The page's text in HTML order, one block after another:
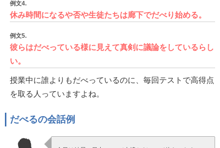
例文4.
休み時間になるや否や生徒たちは廊下でだべり始める。
例文5.
彼らはだべっている様に見えて真剣に議論をしているらし
い。
授業中に誰よりもだべっているのに、毎回テストで高得点
を取る人っていますよね。
だべるの会話例